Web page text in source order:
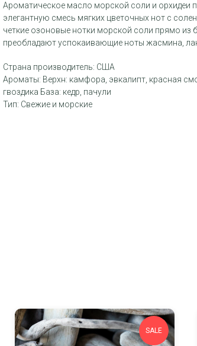
Ароматическое масло морской соли и орхидеи
элегантную смесь мягких цветочных нот с
четкие озоновые нотки морской соли прямо из
преобладают успокаивающие ноты жасмина,
Страна производитель: США
Ароматы: Верхн: камфора, эвкалипт, красная
гвоздика База: кедр, пачули
Тип: Свежие и морские
SALE